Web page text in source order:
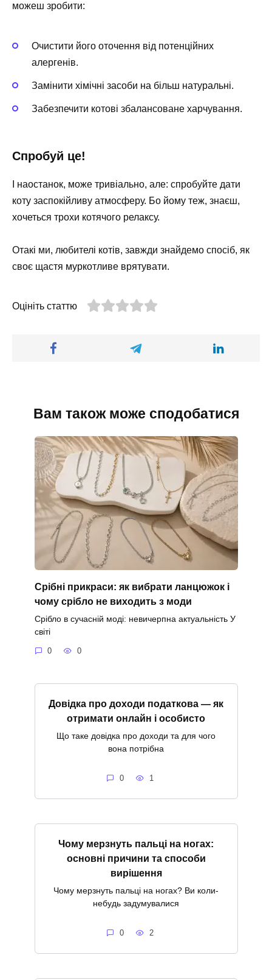
можеш зробити:
Очистити його оточення від потенційних
алергенів.
Замінити хімічні засоби на більш натуральні.
Забезпечити котові збалансоване харчування.
Спробуй це!
І наостанок, може тривіально, але: спробуйте дати
коту заспокійливу атмосферу. Бо йому теж, знаєш,
хочеться трохи котячого релаксу.
Отакі ми, любителі котів, завжди знайдемо спосіб, як
своє щастя муркотливе врятувати.
Оцініть статтю
Вам також може сподобатися
Срібні прикраси: як вибрати ланцюжок і
чому срібло не виходить з моди
Срібло в сучасній моді: невичерпна актуальність У
світі
0 0
Довідка про доходи податкова — як
отримати онлайн і особисто
Що таке довідка про доходи та для чого
вона потрібна
0 1
Чому мерзнуть пальці на ногах:
основні причини та способи
вирішення
Чому мерзнуть пальці на ногах? Ви коли-
небудь задумувалися
0 2